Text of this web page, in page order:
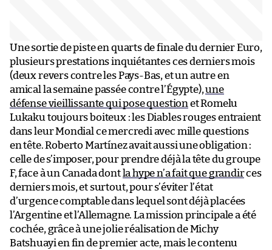
Une sortie de piste en quarts de finale du dernier Euro,
plusieurs prestations inquiétantes ces derniers mois
(deux revers contre les Pays-Bas, et un autre en
amical la semaine passée contre l’Égypte),une
défense vieillissante qui pose question et Romelu
Lukaku toujours boiteux : les Diables rouges entraient
dans leur Mondial ce mercredi avec mille questions
en tête. Roberto Martínez avait aussi une obligation :
celle de s’imposer, pour prendre déjà la tête du groupe
F, face à un Canada dont la hype n’a fait que grandirces
derniers mois, et surtout, pour s’éviter l’état
d’urgence comptable dans lequel sont déjà placées
l’Argentine et l’Allemagne. La mission principale a été
cochée, grâce à une jolie réalisation de Michy
Batshuayi en fin de premier acte, mais le contenu